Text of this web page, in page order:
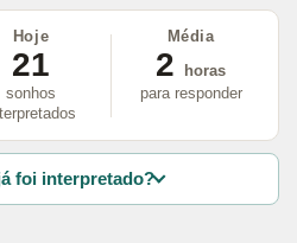
Hoje
21
sonhos
Média
2
horas
para responder
foi interpretado?